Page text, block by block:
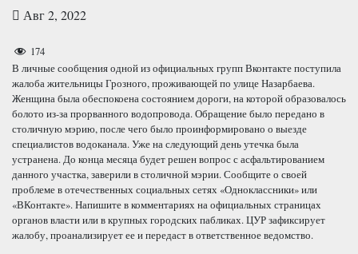
Авг 2, 2022
174
В личные сообщения одной из официальных групп Вконтакте поступила
жалоба жительницы Грозного, проживающей по улице Назарбаева.
Женщина была обеспокоена состоянием дороги, на которой образовалось
болото из-за прорванного водопровода. Обращение было передано в
столичную мэрию, после чего было проинформировано о выезде
специалистов водоканала. Уже на следующий день утечка была
устранена. До конца месяца будет решен вопрос с асфальтированием
данного участка, заверили в столичной мэрии. Сообщите о своей
проблеме в отечественных социальных сетях «Одноклассники» или
«ВКонтакте». Напишите в комментариях на официальных страницах
органов власти или в крупных городских пабликах. ЦУР зафиксирует
жалобу, проанализирует ее и передаст в ответственное ведомство.